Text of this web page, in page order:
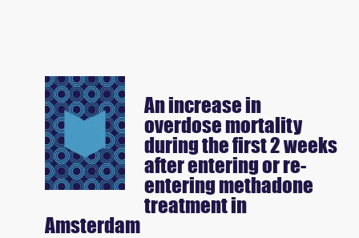
An increase in
overdose mortality
during the first 2 weeks
after entering or re-
entering methadone
treatment in
Amsterdam